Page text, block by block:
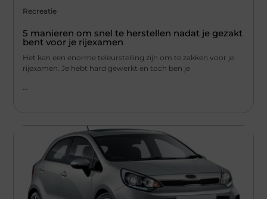
Recreatie
5 manieren om snel te herstellen nadat je gezakt
bent voor je rijexamen
Het kan een enorme teleurstelling zijn om te zakken voor je
rijexamen. Je hebt hard gewerkt en toch ben je